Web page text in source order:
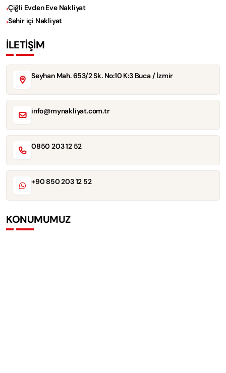
Çiğli Evden Eve Nakliyat
Sehir içi Nakliyat
İLETİŞİM
Seyhan Mah. 653/2 Sk. No:10 K:3 Buca / İzmir
info@mynakliyat.com.tr
0850 203 12 52
+90 850 203 12 52
KONUMUMUZ